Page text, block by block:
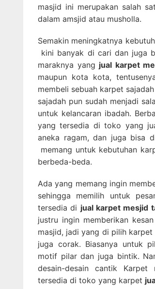
masjid ini merupakan salah
dalam amsjid atau musholla.
Semakin meningkatnya
kini banyak di cari dan juga
maraknya yang jual karpet
maupun kota kota,
membeli sebuah karpet
sajadah pun sudah menjadi
untuk kelancaran ibadah.
yang tersedia di toko yang
aneka ragam, dan juga bisa
memang untuk kebutuhan
berbeda-beda.
Ada yang memang ingin
sehingga memilih untuk
tersedia di jual karpet mesjid
justru ingin memberikan
masjid, jadi yang di pilih
juga corak. Biasanya untuk
motif pilar dan juga bintik.
desain-desain cantik
tersedia di toko yang karpet